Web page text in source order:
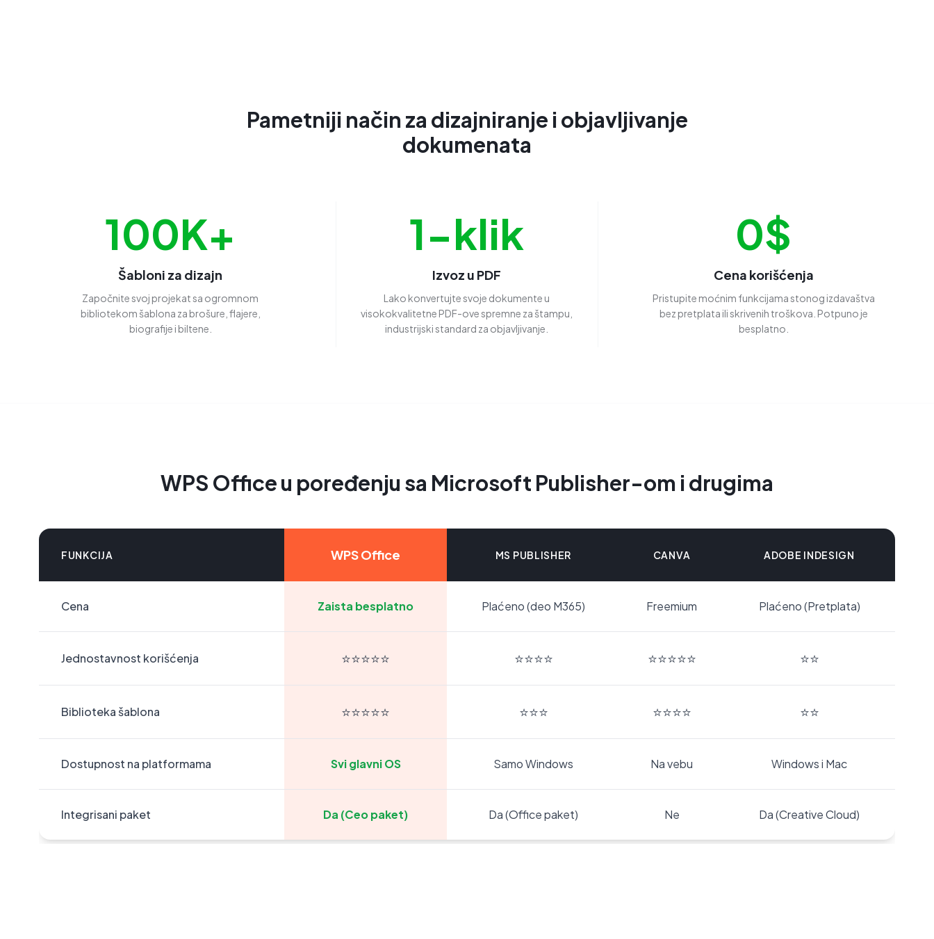
Pametniji način za dizajniranje i objavljivanje
dokumenata
100K+
Šabloni za dizajn
Započnite svoj projekat sa ogromnom
bibliotekom šablona za brošure, flajere,
biografije i biltene.
1-klik
Izvoz u PDF
Lako konvertujte svoje dokumente u
visokokvalitetne PDF-ove spremne za štampu,
industrijski standard za objavljivanje.
0$
Cena korišćenja
Pristupite moćnim funkcijama stonog izdavaštva
bez pretplata ili skrivenih troškova. Potpuno je
besplatno.
WPS Office u poređenju sa Microsoft Publisher-om i drugima
FUNKCIJA WPS Office MS PUBLISHER CANVA ADOBE INDESIGN
Cena Zaista besplatno Plaćeno (deo M365) Freemium Plaćeno (Pretplata)
Jednostavnost korišćenja ⭐⭐⭐⭐⭐ ⭐⭐⭐⭐ ⭐⭐⭐⭐⭐ ⭐⭐
Biblioteka šablona ⭐⭐⭐⭐⭐ ⭐⭐⭐ ⭐⭐⭐⭐ ⭐⭐
Dostupnost na platformama Svi glavni OS Samo Windows Na vebu Windows i Mac
Integrisani paket Da (Ceo paket) Da (Office paket) Ne Da (Creative Cloud)